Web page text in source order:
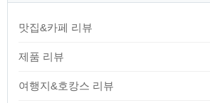
맛집&카페 리뷰
제품 리뷰
여행지&호캉스 리뷰